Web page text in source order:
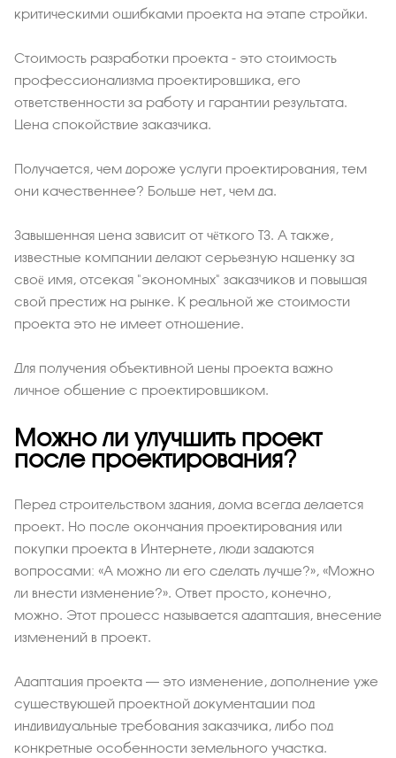
критическими ошибками проекта на этапе стройки.
Стоимость разработки проекта - это стоимость
профессионализма проектировщика, его
ответственности за работу и гарантии результата.
Цена спокойствие заказчика.
Получается, чем дороже услуги проектирования, тем
они качественнее? Больше нет, чем да.
Завышенная цена зависит от чёткого ТЗ. А также,
известные компании делают серьезную наценку за
своё имя, отсекая "экономных" заказчиков и повышая
свой престиж на рынке. К реальной же стоимости
проекта это не имеет отношение.
Для получения объективной цены проекта важно
личное общение с проектировщиком.
Можно ли улучшить проект
после проектирования?
Перед строительством здания, дома всегда делается
проект. Но после окончания проектирования или
покупки проекта в Интернете, люди задаются
вопросами: «А можно ли его сделать лучше?», «Можно
ли внести изменение?». Ответ просто, конечно,
можно. Этот процесс называется адаптация, внесение
изменений в проект.
Адаптация проекта – это изменение, дополнение уже
существующей проектной документации под
индивидуальные требования заказчика, либо под
конкретные особенности земельного участка.